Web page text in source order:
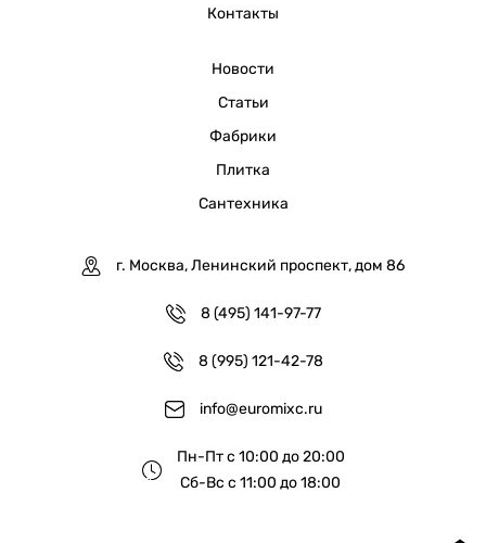
Контакты
Новости
Статьи
Фабрики
Плитка
Сантехника
г. Москва, Ленинский проспект, дом 86
8 (495) 141-97-77
8 (995) 121-42-78
info@euromixc.ru
Пн-Пт с 10:00 до 20:00
Сб-Вс с 11:00 до 18:00